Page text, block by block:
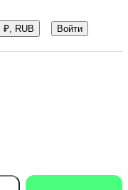
₽, RUB Войти